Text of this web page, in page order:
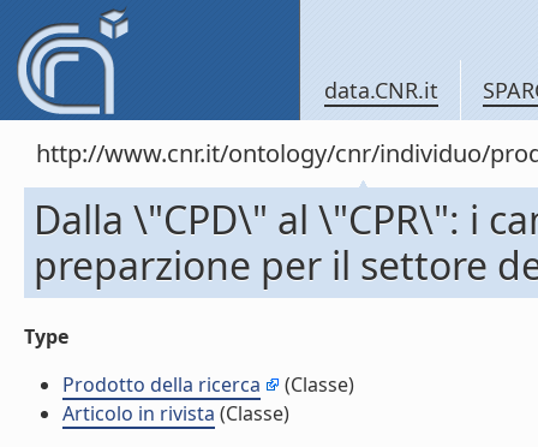
data.CNR.it
http://www.cnr.it/ontology/cnr/individuo/
Dalla \"CPD\" al \"CPR\": i
preparzione per il settore
Type
Prodotto della ricerca
(Classe)
Articolo in rivista (Classe)